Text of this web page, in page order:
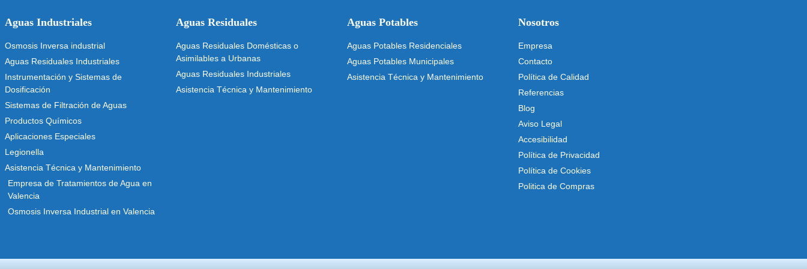
Aguas Industriales
Osmosis Inversa industrial
Aguas Residuales Industriales
Instrumentación y Sistemas de
Dosificación
Sistemas de Filtración de Aguas
Productos Químicos
Aplicaciones Especiales
Legionella
Asistencia Técnica y Mantenimiento
Empresa de Tratamientos de Agua en
Valencia
Osmosis Inversa Industrial en Valencia
Aguas Residuales
Aguas Residuales Domésticas o
Asimilables a Urbanas
Aguas Residuales Industriales
Asistencia Técnica y Mantenimiento
Aguas Potables
Aguas Potables Residenciales
Aguas Potables Municipales
Asistencia Técnica y Mantenimiento
Nosotros
Empresa
Contacto
Política de Calidad
Referencias
Blog
Aviso Legal
Accesibilidad
Política de Privacidad
Política de Cookies
Politica de Compras